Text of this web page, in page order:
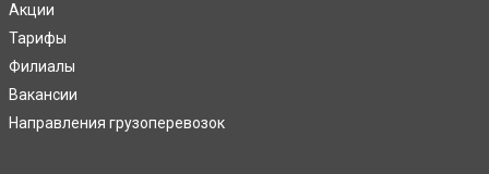
Акции
Тарифы
Филиалы
Вакансии
Направления грузоперевозок